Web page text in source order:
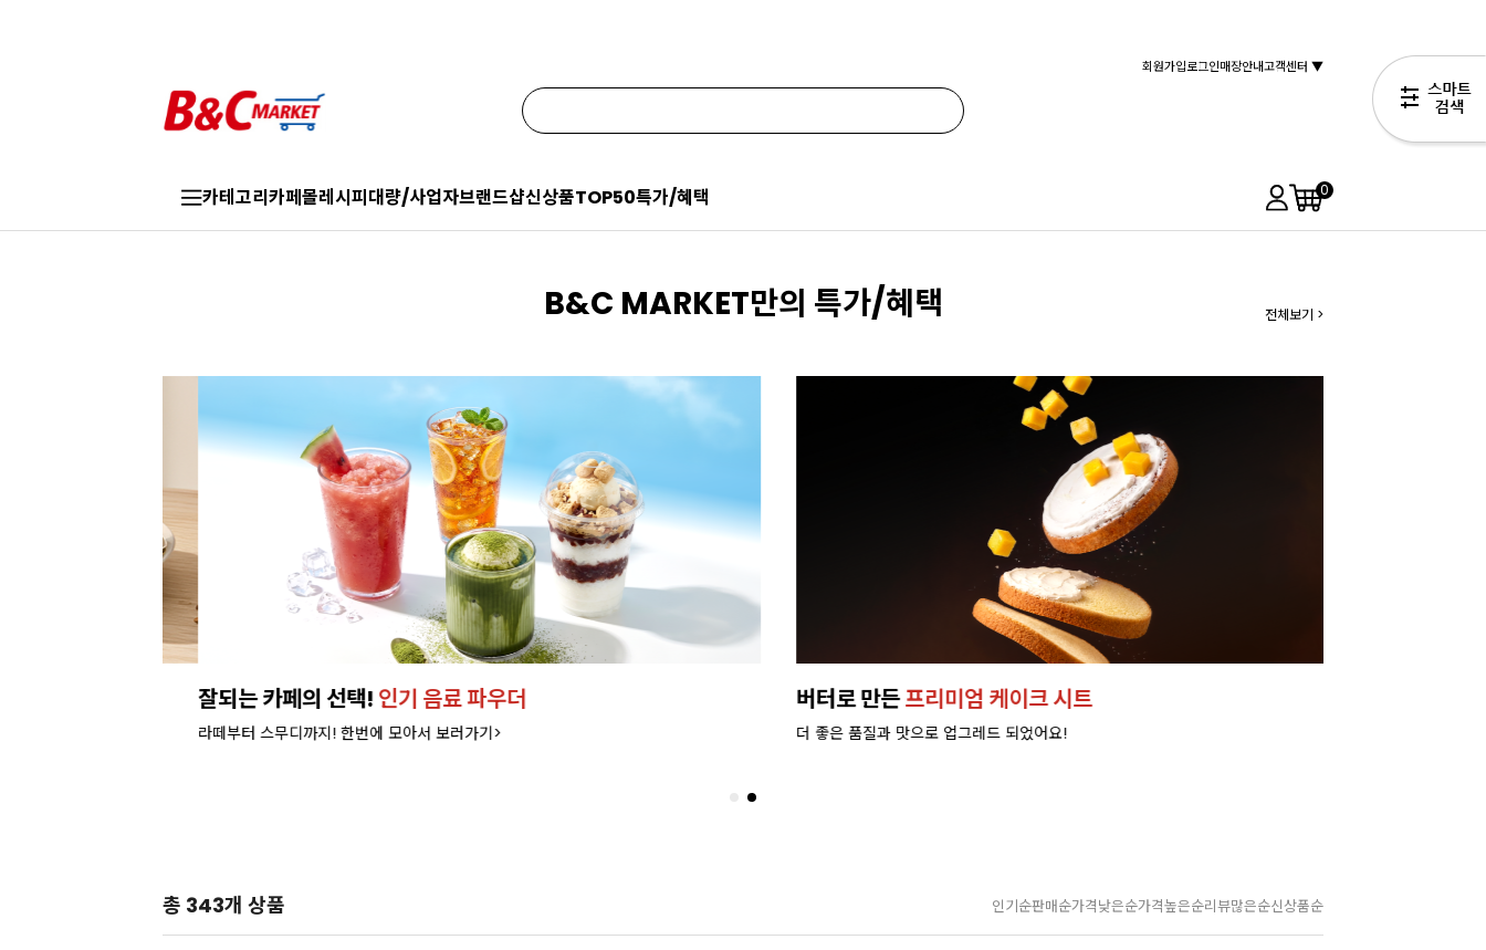
회원가입로그인매장안내고객센터 ▼
카테고리카페몰레시피대량/사업자브랜드샵신상품TOP50특가/혜택 0
B&C MARKET만의 특가/혜택 전체보기 >
잘되는 카페의 선택!인기 음료 파우더
라떼부터 스무디까지! 한번에 모아서 보러가기>
버터로 만든프리미엄 케이크 시트
더 좋은 품질과 맛으로 업그레드 되었어요!
총 343개 상품 인기순판매순가격낮은순가격높은순리뷰많은순신상품순